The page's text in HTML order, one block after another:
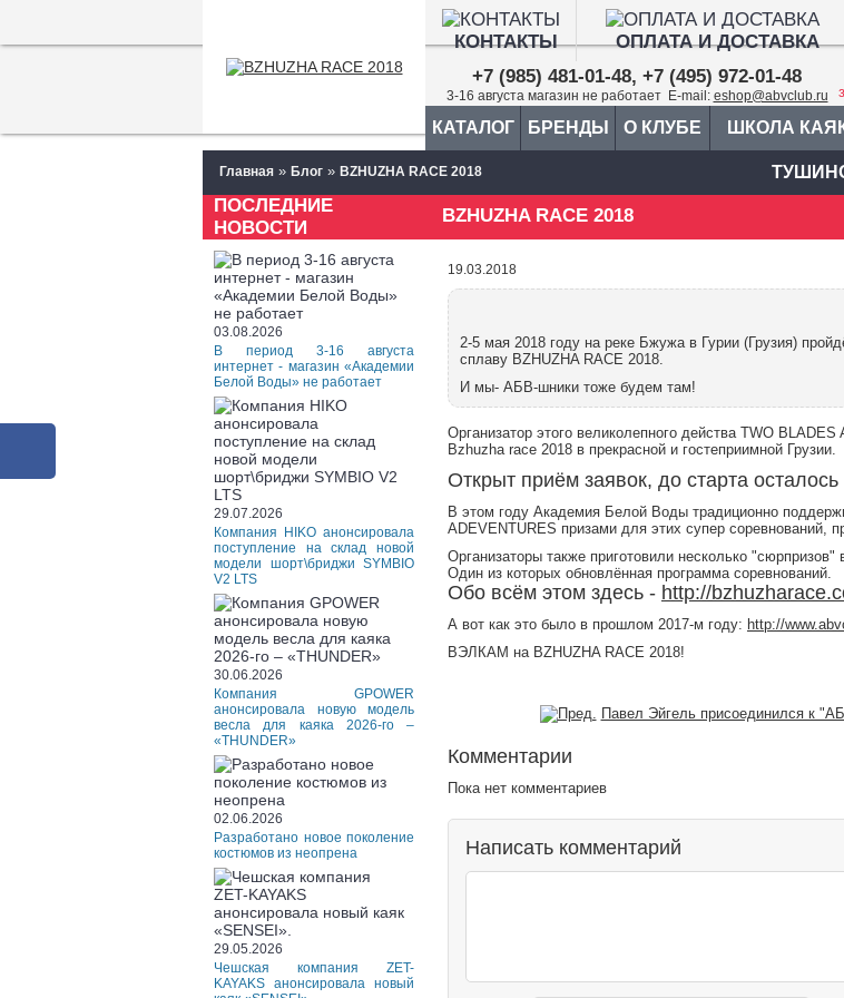
КОНТАКТЫ ОПЛАТА И ДОСТАВКА
+7 (985) 481-01-48, +7 (495) 972-01-48
3-16 августа магазин не работает E-mail: eshop@abvclub.ru
КАТАЛОГ БРЕНДЫ О КЛУБЕ ШКОЛА
Главная » Блог » BZHUZHA RACE 2018
ПОСЛЕДНИЕ
НОВОСТИ
03.08.2026
В период 3-16 августа
интернет - магазин «Академии
Белой Воды» не работает
29.07.2026
Компания HIKO анонсировала
поступление на склад новой
модели шорт\бриджи SYMBIO
V2 LTS
30.06.2026
Компания GPOWER
анонсировала новую модель
весла для каяка 2026-го –
«THUNDER»
02.06.2026
Разработано новое поколение
костюмов из неопрена
29.05.2026
Чешская компания ZET-
KAYAKS анонсировала новый
BZHUZHA RACE 2018
19.03.2018
2-5 мая 2018 году на реке Бжужа в Гурии (Грузия)
сплаву BZHUZHA RACE 2018.
И мы- АБВ-шники тоже будем там!
Организатор этого великолепного действа TWO
Bzhuzha race 2018 в прекрасной и гостеприимной Грузии.
Открыт приём заявок, до старта
В этом году Академия Белой Воды традиционно
ADEVENTURES призами для этих супер соревнований,
Организаторы также приготовили несколько "сюрпризов"
Один из которых обновлённая программа соревнований.
Обо всём этом здесь - http://
А вот как это было в прошлом 2017-м году: http://
ВЭЛКАМ на BZHUZHA RACE 2018!
Павел Эйгель присоединился к
Комментарии
Пока нет комментариев
Написать комментарий